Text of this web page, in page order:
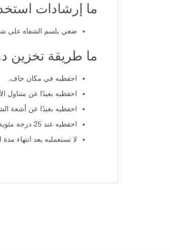
ما إرشادات
ضعي بلسم الشفاه على
ما طريقة تخزين
احفظيه في مكان جاف.
احفظيه بعيدًا عن متناول
احفظيه بعيدًا عن أشعة
احفظيه عند 25 درجة مئوية.
لا تستعمليه بعد انتهاء